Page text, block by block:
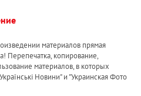
материалов прямая
Перепечатка, копирование,
материалов, в которых
Новини" и "Украинская Фото